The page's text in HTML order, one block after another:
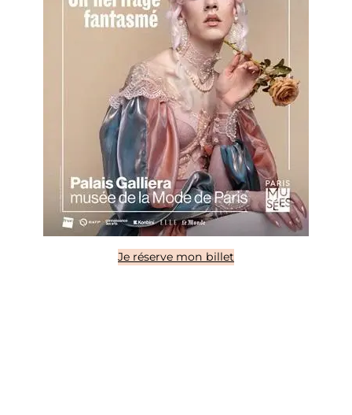
Je réserve mon billet